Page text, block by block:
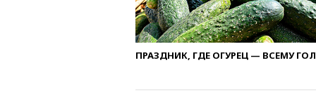
ПРАЗДНИК, ГДЕ ОГУРЕЦ — ВСЕМУ